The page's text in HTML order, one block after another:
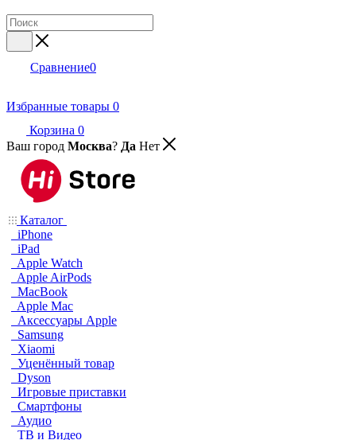
Сравнение0
Избранные товары 0
Корзина 0
Ваш город Москва? Да Нет
Каталог
iPhone
iPad
Apple Watch
Apple AirPods
MacBook
Apple Mac
Аксессуары Apple
Samsung
Xiaomi
Уценённый товар
Dyson
Игровые приставки
Смартфоны
Аудио
ТВ и Видео